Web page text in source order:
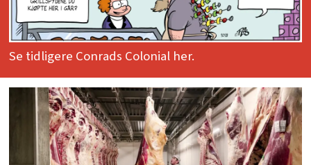
Se tidligere Conrads Colonial her.